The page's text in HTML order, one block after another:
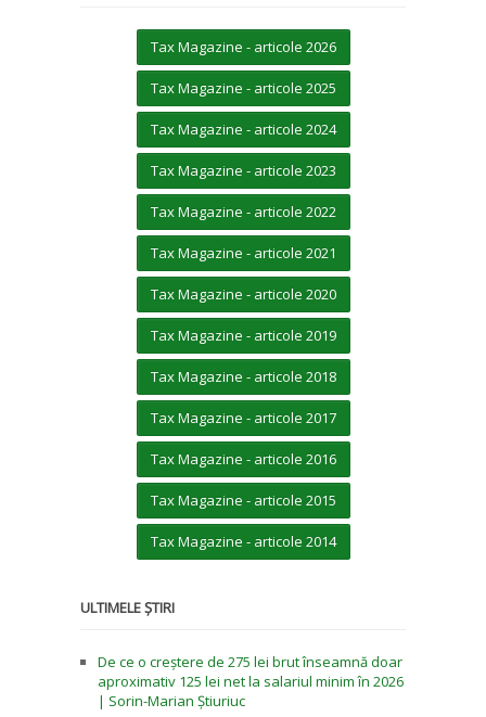
Tax Magazine - articole 2026
Tax Magazine - articole 2025
Tax Magazine - articole 2024
Tax Magazine - articole 2023
Tax Magazine - articole 2022
Tax Magazine - articole 2021
Tax Magazine - articole 2020
Tax Magazine - articole 2019
Tax Magazine - articole 2018
Tax Magazine - articole 2017
Tax Magazine - articole 2016
Tax Magazine - articole 2015
Tax Magazine - articole 2014
ULTIMELE ȘTIRI
De ce o creștere de 275 lei brut înseamnă doar
aproximativ 125 lei net la salariul minim în 2026
| Sorin-Marian Știuriuc